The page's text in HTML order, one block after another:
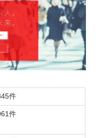
件
件